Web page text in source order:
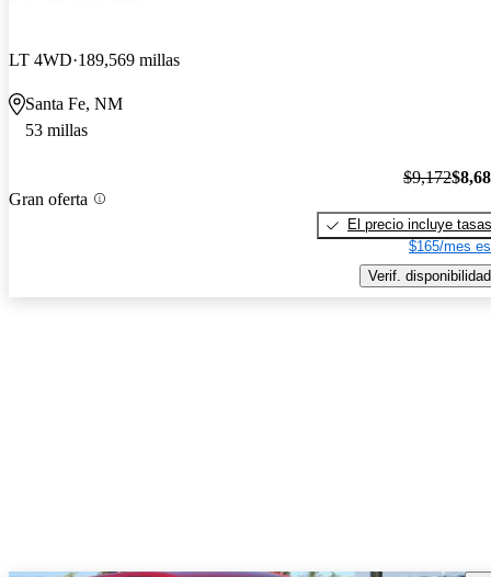
LT 4WD 189,569 millas
Santa Fe, NM
53 millas
Gran oferta
$9,172
El precio incluye tasas
$165/mes
Verif. disponibilidad